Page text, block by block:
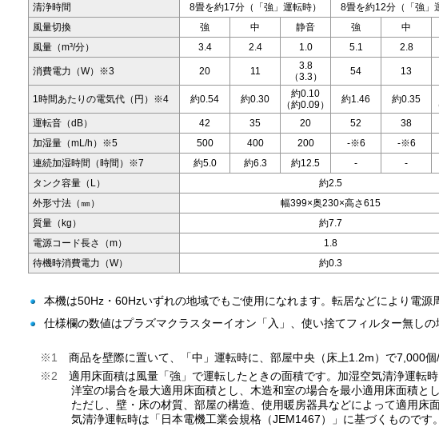
清浄時間
8畳を約17分（「強」運転時） 8畳を約12分（「強」
風量切換 強 中 静音 強 中
風量（m³/分） 3.4 2.4 1.0 5.1 2.8
消費電力（W）※3 20 11
3.8
（3.3）
54 13
1時間あたりの電気代（円）※4 約0.54 約0.30
約0.10
（約0.09）
約1.46 約0.35
運転音（dB）
42 35 20 52 38
加湿量（mL/h）※5 500 400 200 -※6 -※6
連続加湿時間（時間）※7 約5.0 約6.3 約12.5 - -
タンク容量（L） 約2.5
外形寸法（㎜） 幅399×奥230×高さ615
質量（kg） 約7.7
電源コード長さ（m） 1.8
待機時消費電力（W） 約0.3
本機は50Hz・60Hzいずれの地域でもご使用になれます。転居などにより電
仕様欄の数値はプラズマクラスターイオン「入」、使い捨てフィルター無しの
※1
商品を壁際に置いて、「中」運転時に、部屋中央（床上1.2m）で7,000個
※2
適用床面積は風量「強」で運転したときの面積です。加湿空気清浄運転
洋室の場合を最大適用床面積とし、木造和室の場合を最小適用床面積とし
ただし、壁・床の材質、部屋の構造、使用暖房器具などによって適用
気清浄運転時は「日本電機工業会規格（JEM1467）」に基づくものです。